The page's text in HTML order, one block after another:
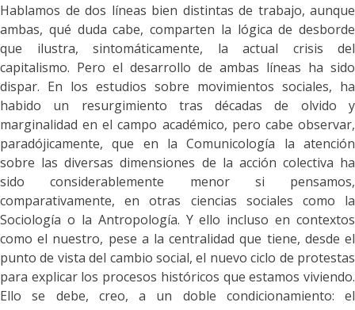
Hablamos de dos líneas bien distintas de trabajo, aunque
ambas, qué duda cabe, comparten la lógica de desborde
que ilustra, sintomáticamente, la actual crisis del
capitalismo. Pero el desarrollo de ambas líneas ha sido
dispar. En los estudios sobre movimientos sociales, ha
habido un resurgimiento tras décadas de olvido y
marginalidad en el campo académico, pero cabe observar,
paradójicamente, que en la Comunicología la atención
sobre las diversas dimensiones de la acción colectiva ha
sido considerablemente menor si pensamos,
comparativamente, en otras ciencias sociales como la
Sociología o la Antropología. Y ello incluso en contextos
como el nuestro, pese a la centralidad que tiene, desde el
punto de vista del cambio social, el nuevo ciclo de protestas
para explicar los procesos históricos que estamos viviendo.
Ello se debe, creo, a un doble condicionamiento: el